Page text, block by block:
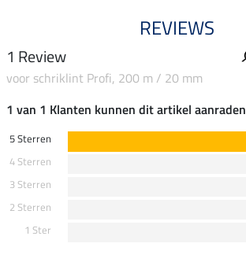
REVIEWS
1 Review
voor schriklint Profi, 200 m / 20 mm
1 van 1 Klanten kunnen dit artikel aanraden
5 Sterren
4 Sterren
3 Sterren
2 Sterren
1 Ster